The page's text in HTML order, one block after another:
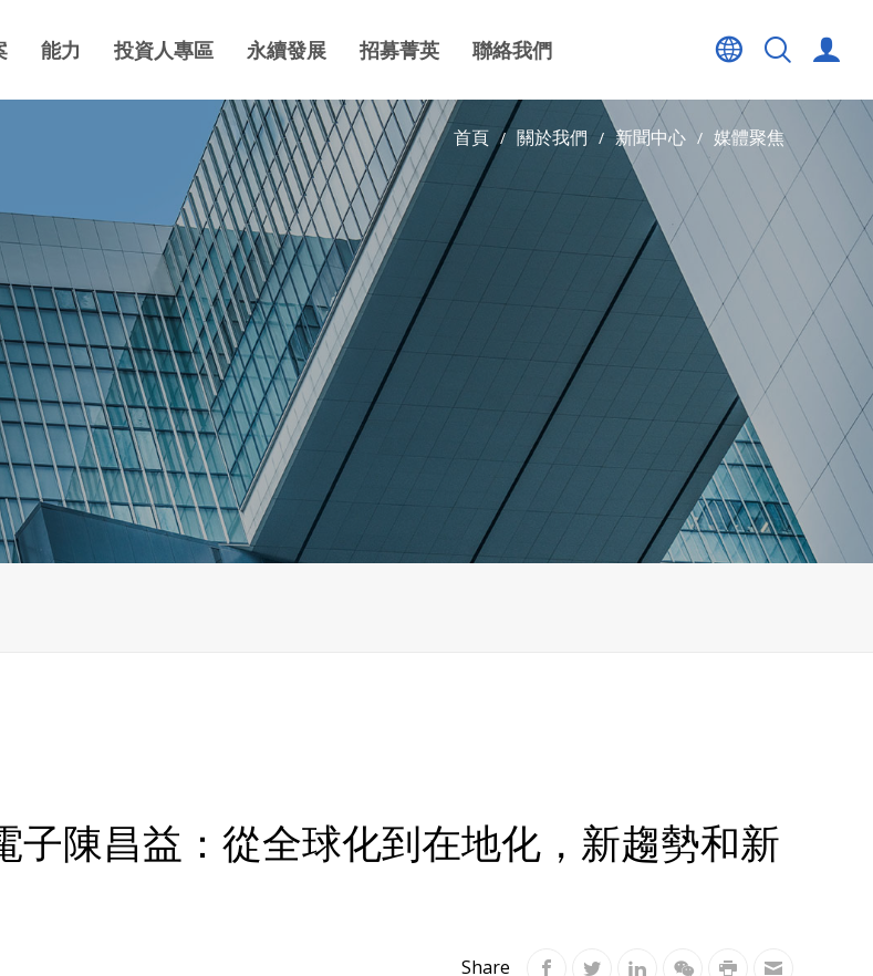
能力 投資人專區 永續發展 招募菁英 聯絡我們
首頁 關於我們 新聞中心 媒體聚焦
子陳昌益：從全球化到在地化，新趨勢和新
Share